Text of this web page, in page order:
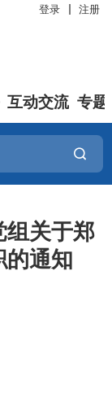
登录 注册
互动交流 专题
组关于郑
的通知